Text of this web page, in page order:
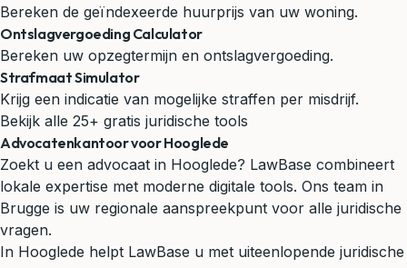
Bereken de geïndexeerde huurprijs van uw woning.
Ontslagvergoeding Calculator
Bereken uw opzegtermijn en ontslagvergoeding.
Strafmaat Simulator
Krijg een indicatie van mogelijke straffen per misdrijf.
Bekijk alle 25+ gratis juridische tools
Advocatenkantoor voor Hooglede
Zoekt u een advocaat in Hooglede? LawBase combineert
lokale expertise met moderne digitale tools. Ons team in
Brugge is uw regionale aanspreekpunt voor alle juridische
vragen.
In Hooglede helpt LawBase u met uiteenlopende juridische